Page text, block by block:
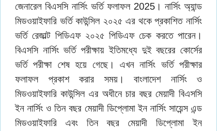
জেনারেল বিএসসি নার্সিং ভর্তি ফলাফল 2025। নার্সিং অ্যান্ড
মিডওয়াইফারি ভর্তি কাউন্সিল ২০২৫ এর থকে প্রকাশিত নার্সিং
ভর্তি রেজাল্ট পিডিএফ ২০২৫ পিডিএফ চেক করতে পারেন।
বিএসসি নার্সিং ভর্তি পরীক্ষায় ইতিমধ্যে দুই বছরের কোর্সের
ভর্তি পরীক্ষা শেষ হয়ে গেছে। এখন নার্সিং ভর্তি পরীক্ষার
ফলাফল প্রকাশ করার সময়। বাংলাদেশ নার্সিং ও
মিডওয়াইফারি কাউন্সিল এর অধীনে চার বছর মেয়াদী বিএসসি
ইন নার্সিং ও তিন বছর মেয়াদী ডিপ্লোমা ইন নার্সিং সায়েন্স এন্ড
মিডওয়াইফারি এবং তিন বছর মেয়াদী ডিপ্লোমা ইন